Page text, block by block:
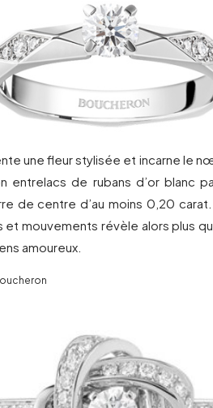
une fleur stylisée et incarne le
entrelacs de rubans d’or blanc
de centre d’au moins 0,20
et mouvements révèle alors plus
amoureux.